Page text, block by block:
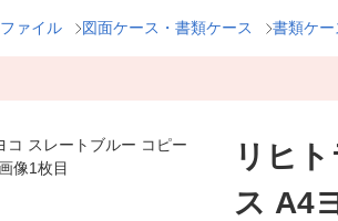
ファイル 図面ケース・書類ケース 書類ケー
リヒ
ス A4